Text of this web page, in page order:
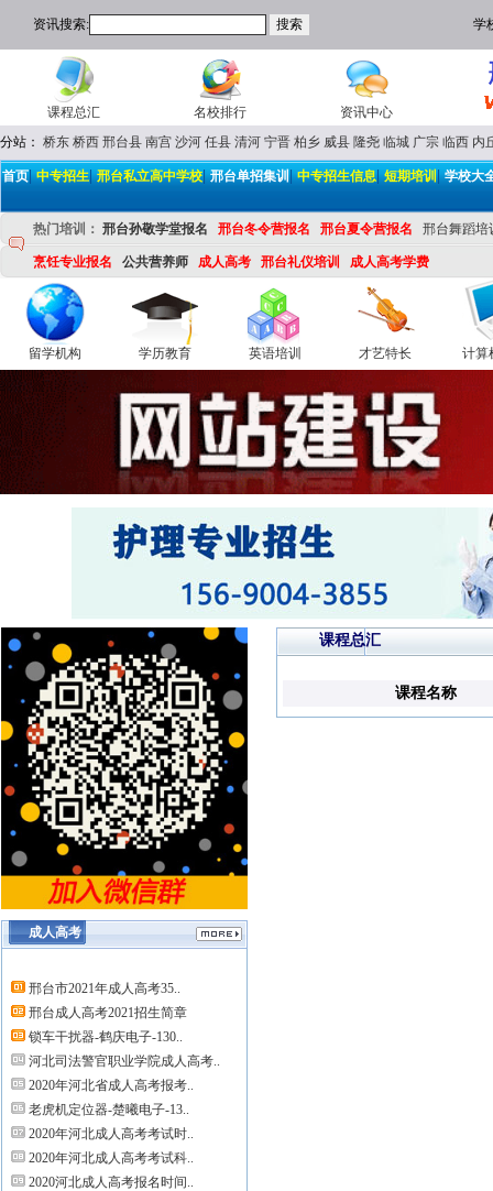
资讯搜索: 学
课程总汇 名校排行
资讯中心
分站： 桥东 桥西 邢台县 南宫 沙河 任县 清河 宁晋 柏乡 威县 隆尧 临城 广宗 临西 内
首页|中专招生|邢台私立高中学校|邢台单招集训|中专招生信息|短期培训|学校大
热门培训： 邢台孙敬学堂报名 邢台冬令营报名 邢台夏令营报名 邢台舞蹈培
烹饪专业报名 公共营养师 成人高考 邢台礼仪培训 成人高考学费
留学机构 学历教育 英语培训 才艺特长 计算
成人高考
邢台市2021年成人高考35..
邢台成人高考2021招生简章
锁车干扰器-鹤庆电子-130..
河北司法警官职业学院成人高考..
2020年河北省成人高考报考..
老虎机定位器-楚曦电子-13..
2020年河北成人高考考试时..
2020年河北成人高考考试科..
2020河北成人高考报名时间..
课程总汇
课程名称